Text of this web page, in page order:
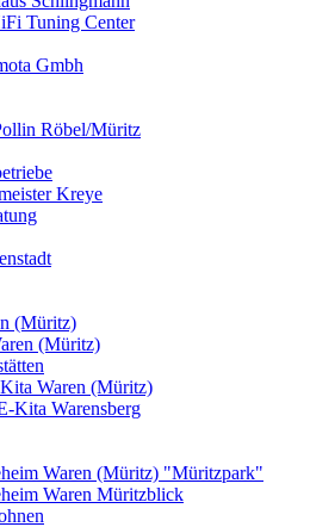
Tuning Center
Gmbh
Röbel/Müritz
Kreye
(Müritz)
(Müritz)
Waren (Müritz)
Kita Warensberg
Waren (Müritz) "Müritzpark"
Waren Müritzblick